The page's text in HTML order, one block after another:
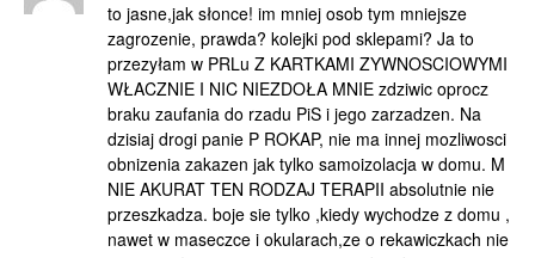
to jasne,jak słonce! im mniej osob tym mniejsze
zagrozenie, prawda? kolejki pod sklepami? Ja to
przezyłam w PRLu Z KARTKAMI ZYWNOSCIOWYMI
WŁACZNIE I NIC NIEZDOŁA MNIE zdziwic oprocz
braku zaufania do rzadu PiS i jego zarzadzen. Na
dzisiaj drogi panie P ROKAP, nie ma innej mozliwosci
obnizenia zakazen jak tylko samoizolacja w domu. M
NIE AKURAT TEN RODZAJ TERAPII absolutnie nie
przeszkadza. boje sie tylko ,kiedy wychodze z domu ,
nawet w maseczce i okularach,ze o rekawiczkach nie